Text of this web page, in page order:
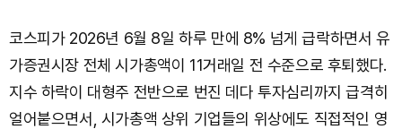
코스피가 2026년 6월 8일 하루 만에 8% 넘게 급락하면서 유
가증권시장 전체 시가총액이 11거래일 전 수준으로 후퇴했다.
지수 하락이 대형주 전반으로 번진 데다 투자심리까지 급격히
얼어붙으면서, 시가총액 상위 기업들의 위상에도 직접적인 영